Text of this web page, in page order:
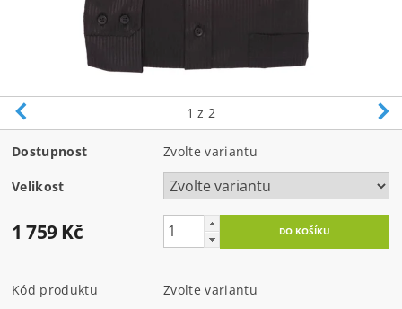
1 z 2
Dostupnost Zvolte variantu
Velikost
1 759 Kč
Kód produktu
Zvolte variantu